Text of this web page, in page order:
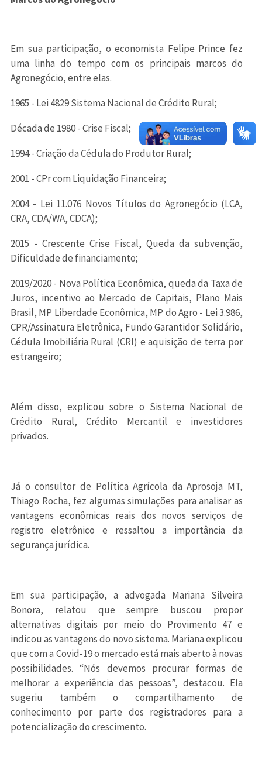
Em sua participação, o economista Felipe Prince fez
uma linha do tempo com os principais marcos do
Agronegócio, entre elas.
1965 - Lei 4829 Sistema Nacional de Crédito Rural;
Década de 1980 - Crise Fiscal;
1994 - Criação da Cédula do Produtor Rural;
2001 - CPr com Liquidação Financeira;
2004 - Lei 11.076 Novos Títulos do Agronegócio (LCA,
CRA, CDA/WA, CDCA);
2015 - Crescente Crise Fiscal, Queda da subvenção,
Dificuldade de financiamento;
2019/2020 - Nova Política Econômica, queda da Taxa de
Juros, incentivo ao Mercado de Capitais, Plano Mais
Brasil, MP Liberdade Econômica, MP do Agro - Lei 3.986,
CPR/Assinatura Eletrônica, Fundo Garantidor Solidário,
Cédula Imobiliária Rural (CRI) e aquisição de terra por
estrangeiro;
Além disso, explicou sobre o Sistema Nacional de
Crédito Rural, Crédito Mercantil e investidores
privados.
Já o consultor de Política Agrícola da Aprosoja MT,
Thiago Rocha, fez algumas simulações para analisar as
vantagens econômicas reais dos novos serviços de
registro eletrônico e ressaltou a importância da
segurança jurídica.
Em sua participação, a advogada Mariana Silveira
Bonora, relatou que sempre buscou propor
alternativas digitais por meio do Provimento 47 e
indicou as vantagens do novo sistema. Mariana explicou
que com a Covid-19 o mercado está mais aberto à novas
possibilidades. “Nós devemos procurar formas de
melhorar a experiência das pessoas”, destacou. Ela
sugeriu também o compartilhamento de
conhecimento por parte dos registradores para a
potencialização do crescimento.